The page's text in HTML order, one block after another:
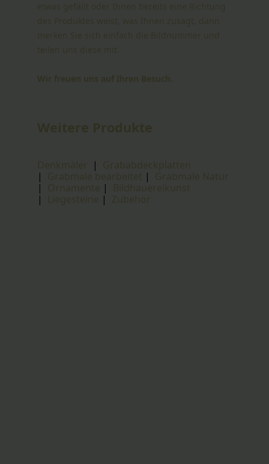
etwas gefällt oder Ihnen bereits eine Richtung
des Produktes weist, was Ihnen zusagt, dann
merken Sie sich einfach die Bildnummer und
teilen uns diese mit.
Wir freuen uns auf Ihren Besuch.
Weitere Produkte
Denkmäler | Grababdeckplatten
| Grabmale bearbeitet | Grabmale Natur
| Ornamente | Bildhauereikunst
| Liegesteine | Zubehör